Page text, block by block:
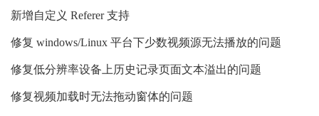
新增自定义 Referer 支持
修复 windows/Linux 平台下少数视频源无法播放的问题
修复低分辨率设备上历史记录页面文本溢出的问题
修复视频加载时无法拖动窗体的问题